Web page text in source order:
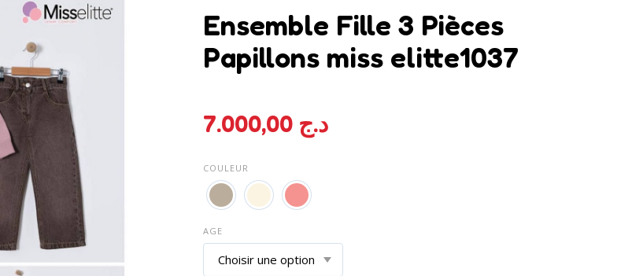
Ensemble Fille 3 Pièces
Papillons miss elitte1037
د.ج 7.000,00
COULEUR
AGE